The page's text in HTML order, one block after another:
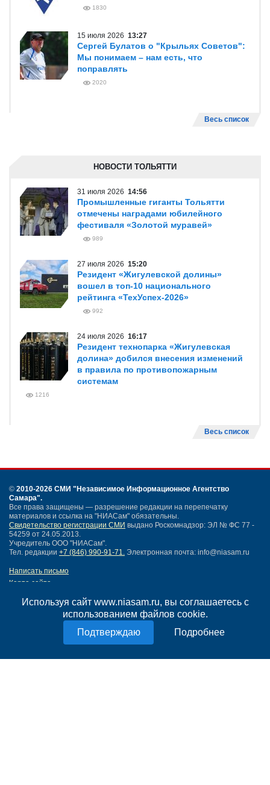
Используя сайт www.niasam.ru, вы соглашаетесь с
использованием файлов cookie.
Подробнее
1830
15 июля 2026 13:27
Сергей Булатов о "Крыльях Советов":
Мы понимаем – нам есть, что
поправлять
2020
Весь список
НОВОСТИ ТОЛЬЯТТИ
31 июля 2026 14:56
Промышленные гиганты Тольятти
отмечены наградами юбилейного
фестиваля «Золотой муравей»
989
27 июля 2026 15:20
Резидент «Жигулевской долины»
вошел в топ-10 национального
рейтинга «ТехУспех-2026»
992
24 июля 2026 16:17
Резидент технопарка «Жигулевская
долина» добился внесения изменений
в правила по противопожарным
системам
1216
Весь список
© 2010-2026 СМИ "Независимое Информационное Агентство
Самара".
Все права защищены — разрешение редакции на перепечатку
материалов и ссылка на "НИАСам" обязательны.
Свидетельство регистрации СМИ выдано Роскомнадзор: ЭЛ № ФС 77 -
54259 от 24.05.2013.
Учредитель ООО "НИАСам".
Тел. редакции +7 (846) 990-91-71. Электронная почта: info@niasam.ru
Написать письмо
Карта сайта
Политика конфиденциальности
Согласие на обработку персональных данных